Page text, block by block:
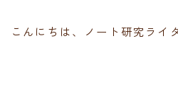
こんにちは、ノート研究ライ